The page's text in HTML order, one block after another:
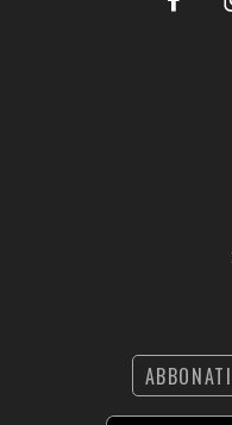
ABBONATI